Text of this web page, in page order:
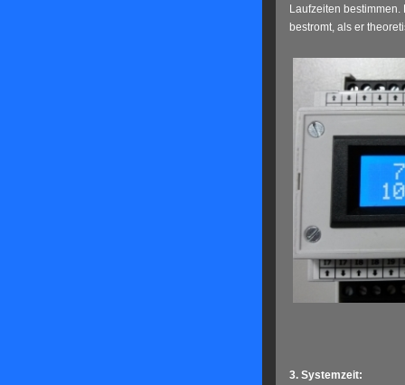
Laufzeiten
bestromt, als er
3. Systemzeit: